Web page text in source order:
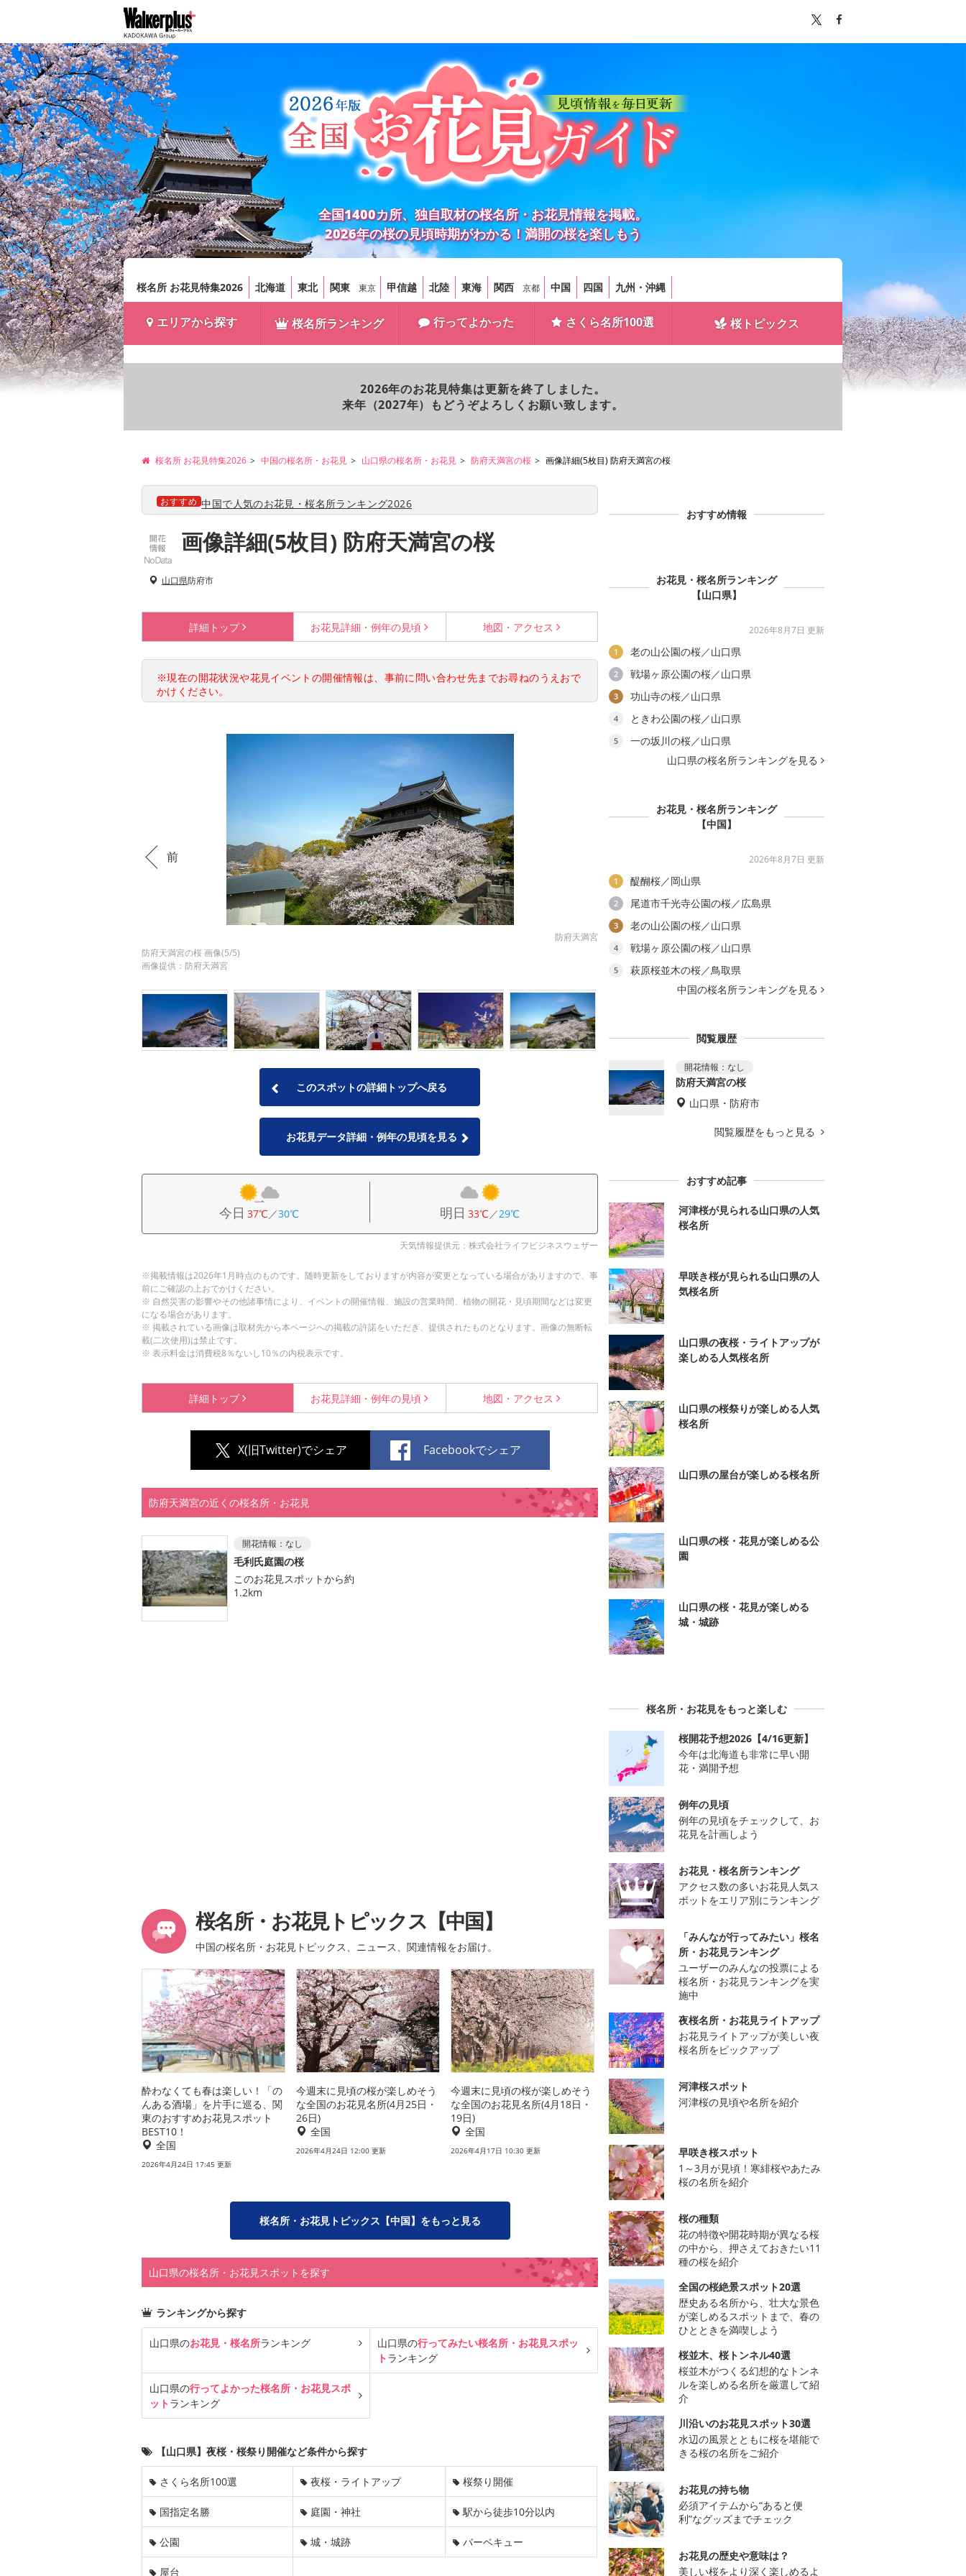
全国1400カ所、独自取材の桜名所・お花見情報を掲載。
2026年の桜の見頃時期がわかる！満開の桜を楽しもう
桜名所 お花見特集2026 北海道 東北 関東 東京 甲信越 北陸 東海 関西 京都 中国 四国 九州・沖縄
エリアから探す 桜名所ランキング 行ってよかった さくら名所100選 桜トピックス
2026年のお花見特集は更新を終了しました。
来年（2027年）もどうぞよろしくお願い致します。
桜名所 お花見特集2026 中国の桜名所・お花見 山口県の桜名所・お花見 防府天満宮の桜 画像詳細(5枚目) 防府天満宮の桜
おすすめ 中国で人気のお花見・桜名所ランキング2026
画像詳細(5枚目) 防府天満宮の桜
山口県防府市
詳細 トップ お花見詳細・例年の見頃 地図・ アクセス
※現在の開花状況や花見イベントの開催情報は、事前に問い合わせ先までお尋ねのうえおで
かけください。
防府天満宮
防府天満宮の桜 画像(5/5)
画像提供：防府天満宮
前
このスポットの詳細トップへ戻る
お花見データ詳細・例年の見頃を見る
今日 37℃／30℃ 明日 33℃／29℃
天気情報提供元：株式会社ライフビジネスウェザー
※掲載情報は2026年1月時点のものです。随時更新をしておりますが内容が変更となっている場合がありますので、事
前にご確認の上おでかけください。
※ 自然災害の影響やその他諸事情により、イベントの開催情報、施設の営業時間、植物の開花・見頃期間などは変更
になる場合があります。
※ 掲載されている画像は取材先から本ページへの掲載の許諾をいただき、提供されたものとなります。画像の無断転
載(二次使用)は禁止です。
※ 表示料金は消費税8％ないし10％の内税表示です。
詳細 トップ お花見詳細・例年の見頃 地図・ アクセス
X(旧Twitter)でシェア Facebookでシェア
防府天満宮の近くの桜名所・お花見
開花情報： なし
毛利氏庭園の桜
このお花見スポットから約
1.2km
桜名所・お花見トピックス【中国】
中国の桜名所・お花見トピックス、ニュース、関連情報をお届け。
酔わなくても春は楽しい！「の
んある酒場」を片手に巡る、関
東のおすすめお花見スポット
BEST10！
全国
2026年4月24日 17:45 更新
今週末に見頃の桜が楽しめそう
な全国のお花見名所(4月25日・
26日)
全国
2026年4月24日 12:00 更新
今週末に見頃の桜が楽しめそう
な全国のお花見名所(4月18日・
19日)
全国
2026年4月17日 10:30 更新
桜名所・お花見トピックス【中国】をもっと見る
山口県の桜名所・お花見スポットを探す
ランキングから探す
山口県のお花見・桜名所ランキング 山口県の行ってみたい桜名所・お花見スポッ
ト ランキング
山口県の行ってよかった桜名所・お花見スポ
ット ランキング
【山口県】夜桜・桜祭り開催など条件から探す
さくら名所100選 夜桜・ライトアップ 桜祭り開催
国指定名勝 庭園・神社 駅から徒歩10分以内
公園 城・城跡 バーベキュー
屋台
おすすめ情報
お花見・桜名所ランキング
【山口県】
2026年8月7日 更新
1 老の山公園の桜／山口県
2 戦場ヶ原公園の桜／山口県
3 功山寺の桜／山口県
4 ときわ公園の桜／山口県
5
一の坂川の桜／山口県
山口県の桜名所ランキングを見る
お花見・桜名所ランキング
【中国】
2026年8月7日 更新
1 醍醐桜／岡山県
2 尾道市千光寺公園の桜／広島県
3 老の山公園の桜／山口県
4 戦場ヶ原公園の桜／山口県
5
萩原桜並木の桜／鳥取県
中国の桜名所ランキングを見る
閲覧履歴
防府天満宮の桜
山口県・防府市
閲覧履歴をもっと見る
おすすめ記事
河津桜が見られる山口県の人気
桜名所
早咲き桜が見られる山口県の人
気桜名所
山口県の夜桜・ライトアップが
楽しめる人気桜名所
山口県の桜祭りが楽しめる人気
桜名所
山口県の屋台が楽しめる桜名所
山口県の桜・花見が楽しめる公
園
山口県の桜・花見が楽しめる
城・城跡
桜名所・お花見をもっと楽しむ
桜開花予想2026【4/16更新】
今年は北海道も非常に早い開
花・満開予想
例年の見頃
例年の見頃をチェックして、お
花見を計画しよう
お花見・桜名所ランキング
アクセス数の多いお花見人気ス
ポットをエリア別にランキング
「みんなが行ってみたい」桜名
所・お花見ランキング
ユーザーのみんなの投票による
桜名所・お花見ランキングを実
施中
夜桜名所・お花見ライトアップ
お花見ライトアップが美しい夜
桜名所をピックアップ
河津桜スポット
河津桜の見頃や名所を紹介
早咲き桜スポット
1～3月が見頃！寒緋桜やあたみ
桜の名所を紹介
桜の種類
花の特徴や開花時期が異なる桜
の中から、押さえておきたい11
種の桜を紹介
全国の桜絶景スポット20選
歴史ある名所から、壮大な景色
が楽しめるスポットまで、春の
ひとときを満喫しよう
桜並木、桜トンネル40選
桜並木がつくる幻想的なトンネ
ルを楽しめる名所を厳選して紹
介
川沿いのお花見スポット30選
水辺の風景とともに桜を堪能で
きる桜の名所をご紹介
お花見の持ち物
必須アイテムから“あると便
利”なグッズまでチェック
お花見の歴史や意味は？
美しい桜をより深く楽しめるよ